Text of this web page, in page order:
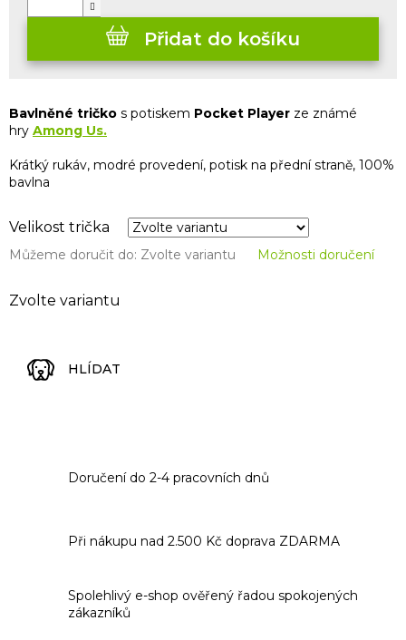
Zvolte variantu
Velikost trička
Můžeme doručit do: Zvolte variantu Možnosti doručení
Přidat do košíku
Bavlněné tričko s potiskem Pocket Player ze známé
hry Among Us.
Krátký rukáv, modré provedení, potisk na přední straně, 100%
bavlna
HLÍDAT
Doručení do 2-4 pracovních dnů
Při nákupu nad 2.500 Kč doprava ZDARMA
Spolehlivý e-shop ověřený řadou spokojených
zákazníků